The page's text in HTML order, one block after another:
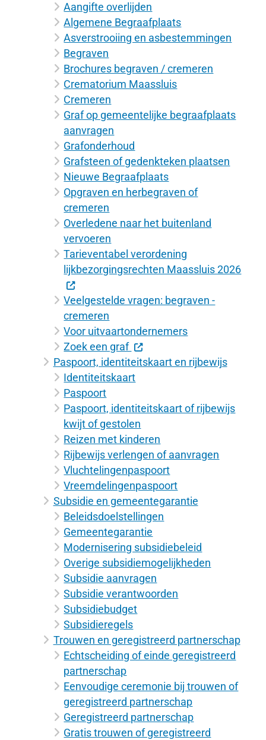
Aangifte overlijden
Algemene Begraafplaats
Asverstrooiing en asbestemmingen
Begraven
Brochures begraven / cremeren
Crematorium Maassluis
Cremeren
Graf op gemeentelijke begraafplaats
aanvragen
Grafonderhoud
Grafsteen of gedenkteken plaatsen
Nieuwe Begraafplaats
Opgraven en herbegraven of
cremeren
Overledene naar het buitenland
vervoeren
Tarieventabel verordening
lijkbezorgingsrechten Maassluis 2026
Veelgestelde vragen: begraven -
cremeren
Voor uitvaartondernemers
Zoek een graf
Paspoort, identiteitskaart en rijbewijs
Identiteitskaart
Paspoort
Paspoort, identiteitskaart of rijbewijs
kwijt of gestolen
Reizen met kinderen
Rijbewijs verlengen of aanvragen
Vluchtelingenpaspoort
Vreemdelingenpaspoort
Subsidie en gemeentegarantie
Beleidsdoelstellingen
Gemeentegarantie
Modernisering subsidiebeleid
Overige subsidiemogelijkheden
Subsidie aanvragen
Subsidie verantwoorden
Subsidiebudget
Subsidieregels
Trouwen en geregistreerd partnerschap
Echtscheiding of einde geregistreerd
partnerschap
Eenvoudige ceremonie bij trouwen of
geregistreerd partnerschap
Geregistreerd partnerschap
Gratis trouwen of geregistreerd